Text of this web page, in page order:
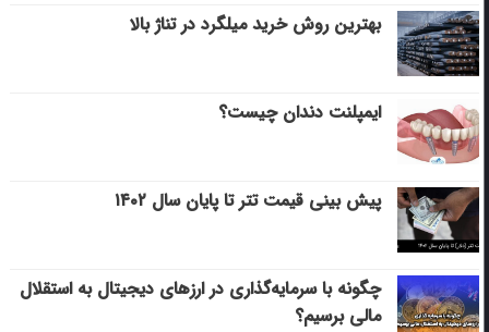
بهترین روش خرید میلگرد در تناژ بالا
ایمپلنت دندان چیست؟
پیش بینی قیمت تتر تا پایان سال ۱۴۰۲
چگونه با سرمایه‌گذاری در ارزهای دیجیتال به استقلال
مالی برسیم؟